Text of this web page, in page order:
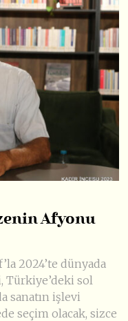
Afyonu
2024’te dünyada
Türkiye’deki sol
sanatın işlevi
seçim olacak, sizce